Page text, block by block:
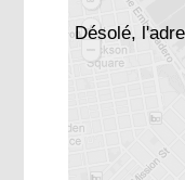
Désolé,